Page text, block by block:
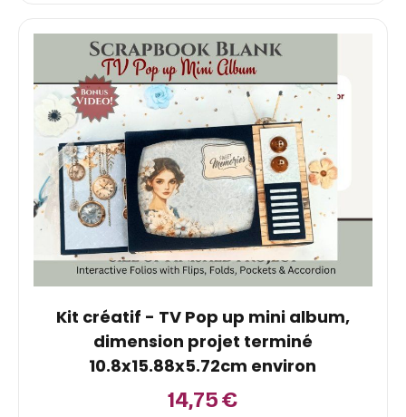
Kit créatif - TV Pop up mini album,
dimension projet terminé
10.8x15.88x5.72cm environ
14,75€